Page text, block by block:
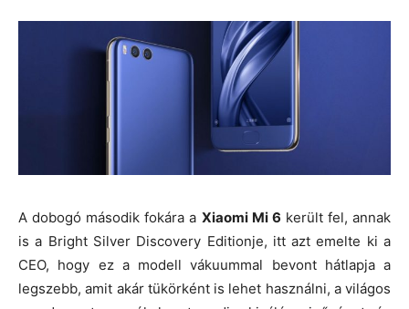
A dobogó második fokára a Xiaomi Mi 6 került fel, annak
is a Bright Silver Discovery Editionje, itt azt emelte ki a
CEO, hogy ez a modell vákuummal bevont hátlapja a
legszebb, amit akár tükörként is lehet használni, a világos